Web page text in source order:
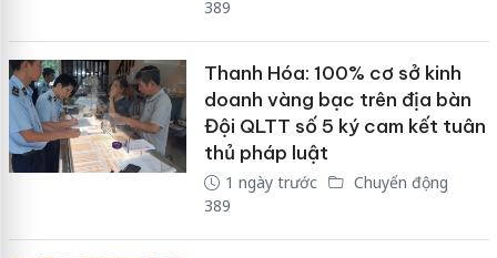
389
Thanh Hóa: 100% cơ sở kinh
doanh vàng bạc trên địa bàn
Đội QLTT số 5 ký cam kết tuân
thủ pháp luật
1 ngày trước
Chuyển động
389